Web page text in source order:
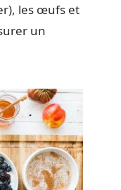
les œufs et
un